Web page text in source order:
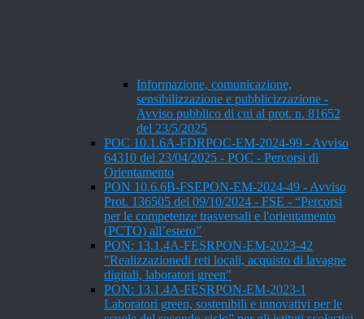
Informazione, comunicazione,
sensibilizzazione e pubblicizzazione -
Avviso pubblico di cui al prot. n. 81652
del 23/5/2025
POC 10.1.6A-FDRPOC-EM-2024-99 - Avviso
64310 del 23/04/2025 - POC - Percorsi di
Orientamento
PON 10.6.6B-FSEPON-EM-2024-49 - Avviso
Prot. 136505 del 09/10/2024 - FSE - “Percorsi
per le competenze trasversali e l'orientamento
(PCTO) all’estero”
PON: 13.1.4A-FESRPON-EM-2023-42
"Realizzazionedi reti locali, acquisto di lavagne
digitali, laboratori green"
PON: 13.1.4A-FESRPON-EM-2023-1
Laboratori green, sostenibili e innovativi per le